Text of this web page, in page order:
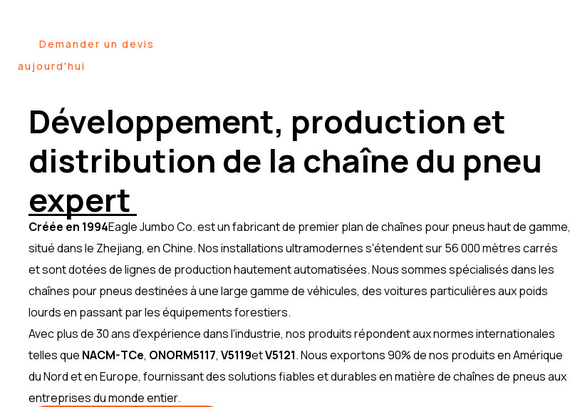
Demander un devis
aujourd'hui
Développement, production et
distribution de la chaîne du pneu
expert
Créée en 1994Eagle Jumbo Co. est un fabricant de premier plan de chaînes pour pneus haut de gamme,
situé dans le Zhejiang, en Chine. Nos installations ultramodernes s'étendent sur 56 000 mètres carrés
et sont dotées de lignes de production hautement automatisées. Nous sommes spécialisés dans les
chaînes pour pneus destinées à une large gamme de véhicules, des voitures particulières aux poids
lourds en passant par les équipements forestiers.
Avec plus de 30 ans d'expérience dans l'industrie, nos produits répondent aux normes internationales
telles que NACM-TCe, ONORM5117, V5119etV5121. Nous exportons 90% de nos produits en Amérique
du Nord et en Europe, fournissant des solutions fiables et durables en matière de chaînes de pneus aux
entreprises du monde entier.